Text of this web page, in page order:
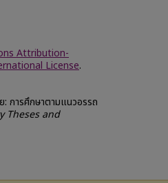
Attribution-
License.
: การศึกษาตามแนวอรรถ
Theses and